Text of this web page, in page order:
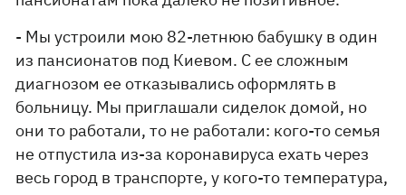
- Мы устроили мою 82-летнюю бабушку в один
из пансионатов под Киевом. С ее сложным
диагнозом ее отказывались оформлять в
больницу. Мы приглашали сиделок домой, но
они то работали, то не работали: кого-то семья
не отпустила из-за коронавируса ехать через
весь город в транспорте, у кого-то температура,